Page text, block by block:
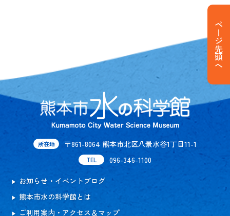
ページ先頭へ
所在地 〒861-8064 熊本市北区八景水谷1丁目11-1
TEL 096-346-1100
お知らせ・イベントブログ
熊本市水の科学館とは
ご利用案内・アクセス＆マップ